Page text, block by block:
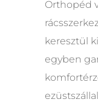
Orthopéd
keresztül
egyben